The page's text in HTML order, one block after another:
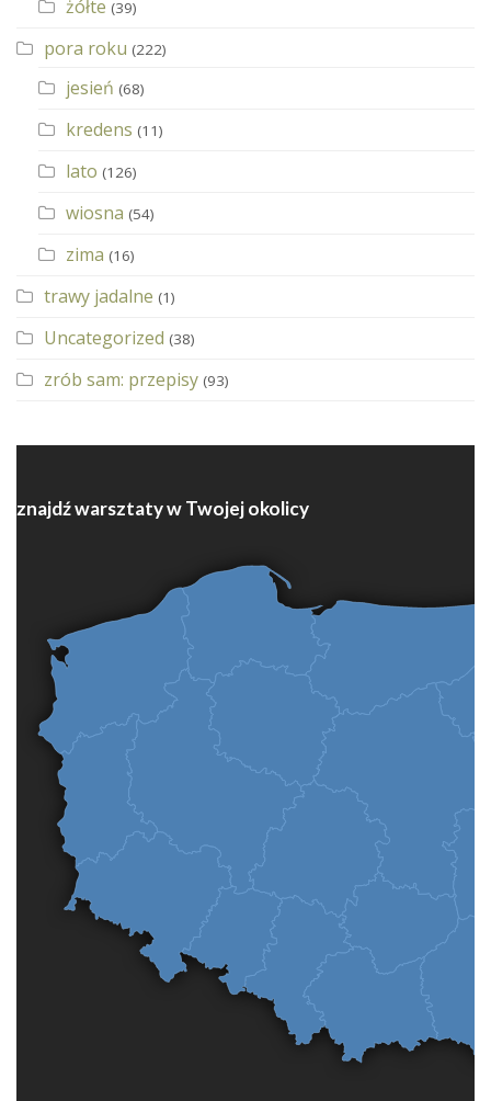
żółte (39)
pora roku (222)
jesień (68)
kredens (11)
lato (126)
wiosna (54)
zima (16)
trawy jadalne (1)
Uncategorized (38)
zrób sam: przepisy (93)
znajdź warsztaty w Twojej okolicy